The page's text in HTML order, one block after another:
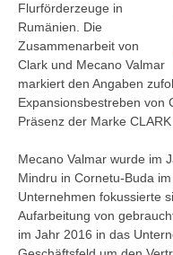
Flurförderzeuge in
Rumänien. Die
Zusammenarbeit von
Clark und Mecano Valmar
markiert den Angaben
Expansionsbestreben von
Präsenz der Marke
Mecano Valmar wurde im
Mindru in Cornetu-Buda
Unternehmen fokussierte
Aufarbeitung von
im Jahr 2016 in das